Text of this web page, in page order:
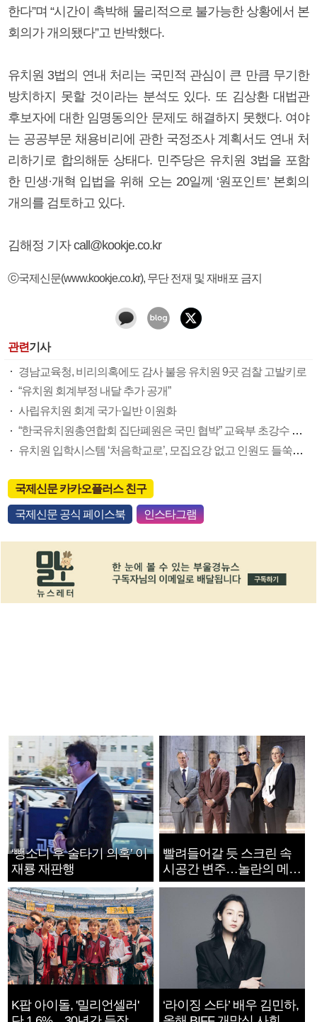
한다”며 “시간이 촉박해 물리적으로 불가능한 상황에서 본
회의가 개의됐다”고 반박했다.
유치원 3법의 연내 처리는 국민적 관심이 큰 만큼 무기한
방치하지 못할 것이라는 분석도 있다. 또 김상환 대법관
후보자에 대한 임명동의안 문제도 해결하지 못했다. 여야
는 공공부문 채용비리에 관한 국정조사 계획서도 연내 처
리하기로 합의해둔 상태다. 민주당은 유치원 3법을 포함
한 민생·개혁 입법을 위해 오는 20일께 ‘원포인트’ 본회의
개의를 검토하고 있다.
김해정 기자 call@kookje.co.kr
ⓒ국제신문(www.kookje.co.kr), 무단 전재 및 재배포 금지
관련기사
경남교육청, 비리의혹에도 감사 불응 유치원 9곳 검찰 고발키로
“유치원 회계부정 내달 추가 공개”
사립유치원 회계 국가·일반 이원화
“한국유치원총연합회 집단폐원은 국민 협박” 교육부 초강수 대응 선언
유치원 입학시스템 ‘처음학교로’, 모집요강 없고 인원도 들쑥날쑥
국제신문 카카오플러스 친구
국제신문 공식 페이스북 인스타그램
‘뺑소니 후 술타기 의혹’ 이
재룡 재판행
빨려들어갈 듯 스크린 속
시공간 변주…놀란의 메시
지는 ‘전쟁 속죄’
K팝 아이돌, '밀리언셀러'
‘라이징 스타’ 배우 김민하,